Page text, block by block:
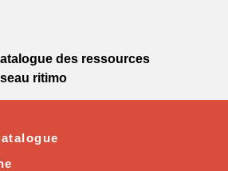
des ressources
ritimo